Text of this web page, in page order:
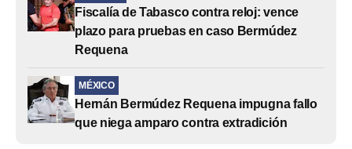
Fiscalía de Tabasco contra reloj: vence
plazo para pruebas en caso Bermúdez
Requena
MÉXICO
Hernán Bermúdez Requena impugna fallo
que niega amparo contra extradición